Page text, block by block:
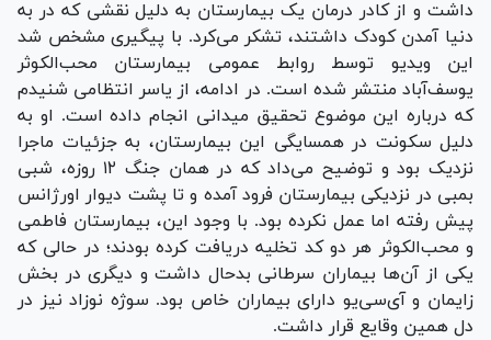
داشت و از کادر درمان یک بیمارستان به دلیل نقشی که در به
دنیا آمدن کودک داشتند، تشکر می‌کرد. با پیگیری مشخص شد
این ویدیو توسط روابط عمومی بیمارستان محب‌الکوثر
یوسف‌آباد منتشر شده است. در ادامه، از یاسر انتظامی شنیدم
که درباره این موضوع تحقیق میدانی انجام داده است. او به
دلیل سکونت در همسایگی این بیمارستان، به جزئیات ماجرا
نزدیک بود و توضیح می‌داد که در همان جنگ ۱۲ روزه، شبی
بمبی در نزدیکی بیمارستان فرود آمده و تا پشت دیوار اورژانس
پیش رفته اما عمل نکرده بود. با وجود این، بیمارستان فاطمی
و محب‌الکوثر هر دو کد تخلیه دریافت کرده بودند؛ در حالی که
یکی از آن‌ها بیماران سرطانی بدحال داشت و دیگری در بخش
زایمان و آی‌سی‌یو دارای بیماران خاص بود. سوژه نوزاد نیز در
دل همین وقایع قرار داشت.